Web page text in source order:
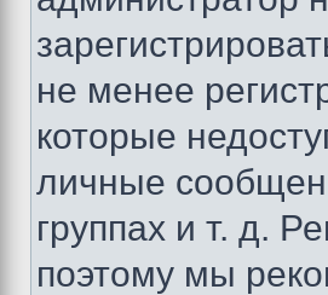
не менее
которые
личные
группах и т. д.
поэтому мы